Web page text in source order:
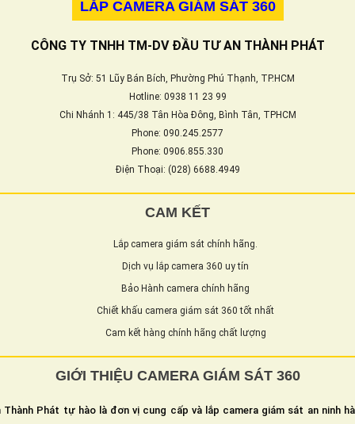
LẮP CAMERA GIÁM SÁT 360
CÔNG TY TNHH TM-DV ĐẦU TƯ AN THÀNH PHÁT
Trụ Sở: 51 Lũy Bán Bích, Phường Phú Thạnh, TP.HCM
Hotline: 0938 11 23 99
Chi Nhánh 1: 445/38 Tân Hòa Đông, Bình Tân, TPHCM
Phone: 090.245.2577
Phone: 0906.855.330
Điện Thoại: (028) 6688.4949
CAM KẾT
Lắp camera giám sát chính hãng.
Dịch vụ lắp camera 360 uy tín
Bảo Hành camera chính hãng
Chiết khấu camera giám sát 360 tốt nhất
Cam kết hàng chính hãng chất lượng
GIỚI THIỆU CAMERA GIÁM SÁT 360
Thành Phát tự hào là đơn vị cung cấp và lắp camera giám sát an ninh